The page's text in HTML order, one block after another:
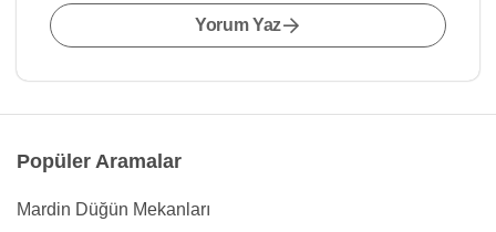
Yorum Yaz
Popüler Aramalar
Mardin Düğün Mekanları